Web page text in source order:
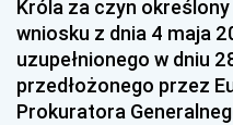
1984
1981
1978
Króla za czyn
wniosku z dnia 4 maja
uzupełnionego w dniu
przedłożonego przez
Prokuratora